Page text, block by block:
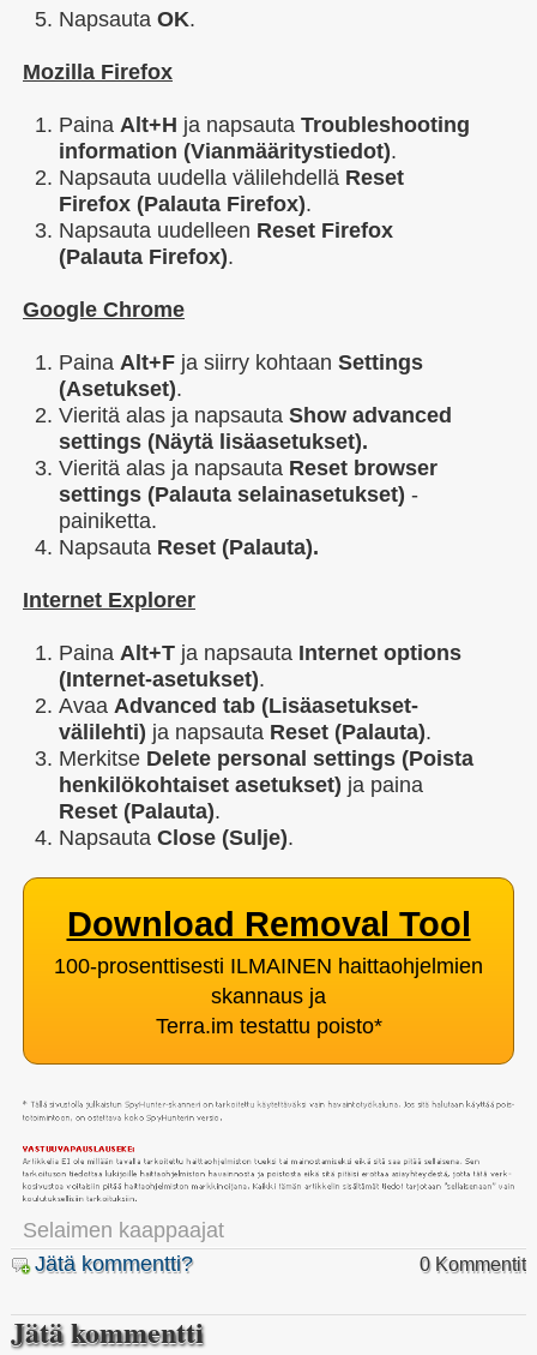
Napsauta OK.
Mozilla Firefox
Paina Alt+H ja napsauta Troubleshooting
information (Vianmääritystiedot).
Napsauta uudella välilehdellä Reset
Firefox (Palauta Firefox).
Napsauta uudelleen Reset Firefox
(Palauta Firefox).
Google Chrome
Paina Alt+F ja siirry kohtaan Settings
(Asetukset).
Vieritä alas ja napsauta Show advanced
settings (Näytä lisäasetukset).
Vieritä alas ja napsauta Reset browser
settings (Palauta selainasetukset) -
painiketta.
Napsauta Reset (Palauta).
Internet Explorer
Paina Alt+T ja napsauta Internet options
(Internet-asetukset).
Avaa Advanced tab (Lisäasetukset-
välilehti) ja napsauta Reset (Palauta).
Merkitse Delete personal settings (Poista
henkilökohtaiset asetukset) ja paina
Reset (Palauta).
Napsauta Close (Sulje).
Download Removal Tool
100-prosenttisesti ILMAINEN haittaohjelmien
skannaus ja
Terra.im testattu poisto*
Selaimen kaappaajat
Jätä kommentti?
0 Kommentit
Jätä kommentti